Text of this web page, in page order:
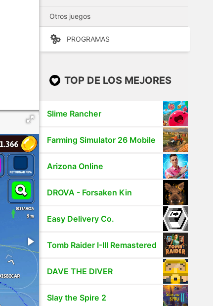
Otros juegos
PROGRAMAS
TOP DE LOS MEJORES
Slime Rancher
Farming Simulator 26 Mobile
Arizona Online
DROVA - Forsaken Kin
Easy Delivery Co.
Tomb Raider I-III Remastered
DAVE THE DIVER
Slay the Spire 2